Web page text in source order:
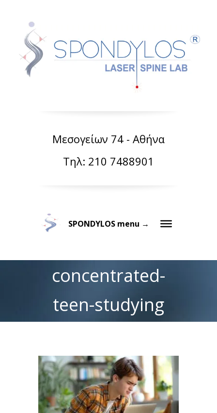
Μεσογείων 74 - Αθήνα
Τηλ: 210 7488901
SPONDYLOS menu →
concentrated-
teen-studying